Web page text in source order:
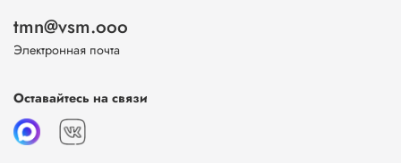
tmn@vsm.ooo
Электронная почта
Оставайтесь на связи